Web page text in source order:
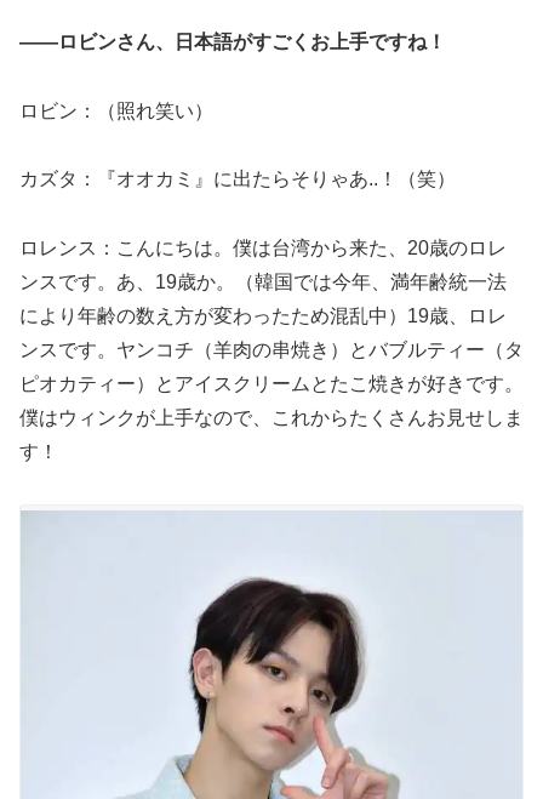
――ロビンさん、日本語がすごくお上手ですね！
ロビン：（照れ笑い）
カズタ：『オオカミ』に出たらそりゃあ..！（笑）
ロレンス：こんにちは。僕は台湾から来た、20歳のロレ
ンスです。あ、19歳か。（韓国では今年、満年齢統一法
により年齢の数え方が変わったため混乱中）19歳、ロレ
ンスです。ヤンコチ（羊肉の串焼き）とバブルティー（タ
ピオカティー）とアイスクリームとたこ焼きが好きです。
僕はウィンクが上手なので、これからたくさんお見せしま
す！